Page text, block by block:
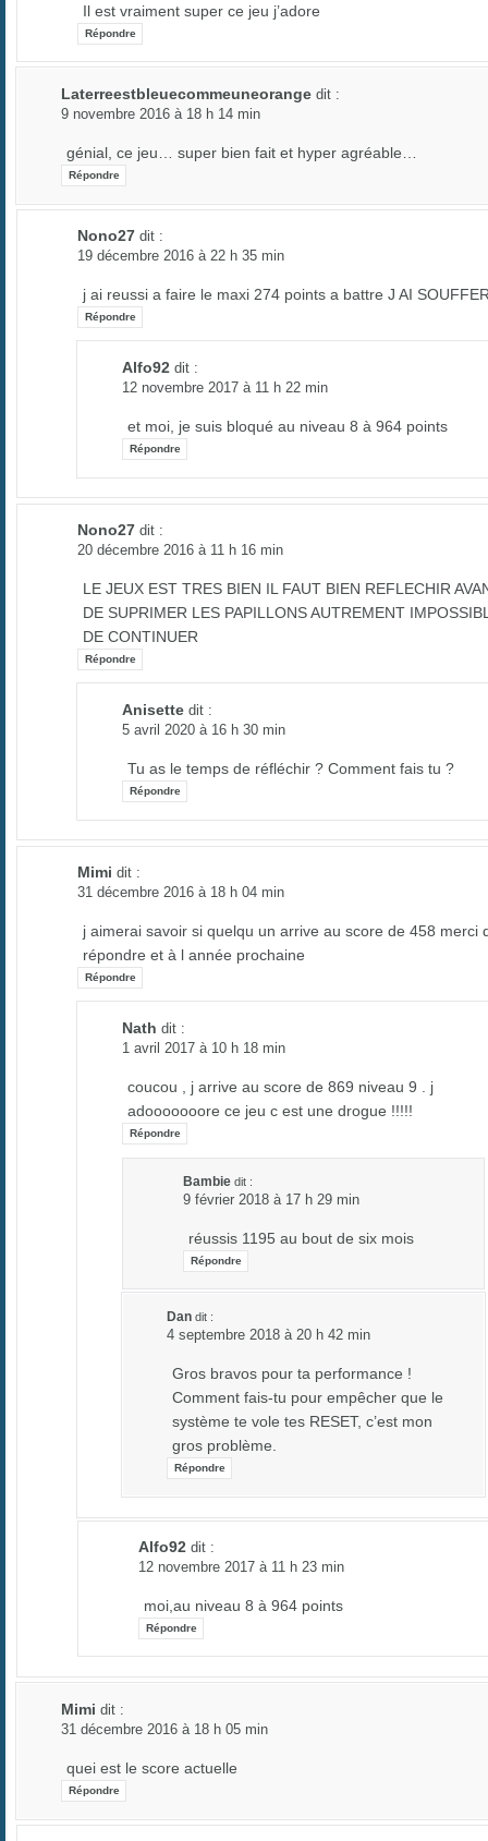
Il est vraiment super ce jeu j’adore
Répondre
Laterreestbleuecommeuneorange dit :
9 novembre 2016 à 18 h 14 min
génial, ce jeu… super bien fait et hyper agréable…
Répondre
Nono27 dit :
19 décembre 2016 à 22 h 35 min
j ai reussi a faire le maxi 274 points a battre J AI
Répondre
Alfo92 dit :
12 novembre 2017 à 11 h 22 min
et moi, je suis bloqué au niveau 8 à 964 points
Répondre
Nono27 dit :
20 décembre 2016 à 11 h 16 min
LE JEUX EST TRES BIEN IL FAUT BIEN REFLECHIR
DE SUPRIMER LES PAPILLONS AUTREMENT
DE CONTINUER
Répondre
Anisette dit :
5 avril 2020 à 16 h 30 min
Tu as le temps de réfléchir ? Comment fais tu ?
Répondre
Mimi dit :
31 décembre 2016 à 18 h 04 min
j aimerai savoir si quelqu un arrive au score de 458 merci
répondre et à l année prochaine
Répondre
Nath dit :
1 avril 2017 à 10 h 18 min
coucou , j arrive au score de 869 niveau 9 . j
adooooooore ce jeu c est une drogue !!!!!
Répondre
Bambie dit :
9 février 2018 à 17 h 29 min
réussis 1195 au bout de six mois
Répondre
Dan dit :
4 septembre 2018 à 20 h 42 min
Gros bravos pour ta performance !
Comment fais-tu pour empêcher que le
système te vole tes RESET, c’est mon
gros problème.
Répondre
Alfo92 dit :
12 novembre 2017 à 11 h 23 min
moi,au niveau 8 à 964 points
Répondre
Mimi dit :
31 décembre 2016 à 18 h 05 min
quei est le score actuelle
Répondre